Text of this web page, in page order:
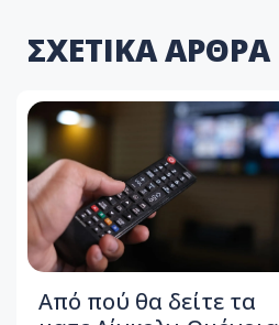
ΣΧΕΤΙΚΑ ΑΡΘΡΑ
Από πού θα δείτε τα